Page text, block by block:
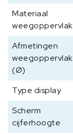
Materiaal
weegoppervlak
Afmetingen
weegoppervlak
(Ø)
Type display
Scherm
cijferhoogte